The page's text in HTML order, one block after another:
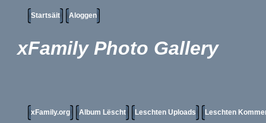
Startsäit Aloggen
xFamily Photo Gallery
xFamily.org Album Lëscht Leschten Uploads Leschten